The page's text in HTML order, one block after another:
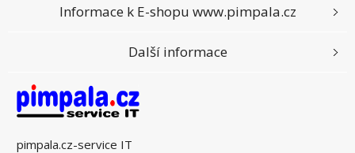
pimpala.cz-service IT
Informace k E-shopu www.pimpala.cz
Další informace